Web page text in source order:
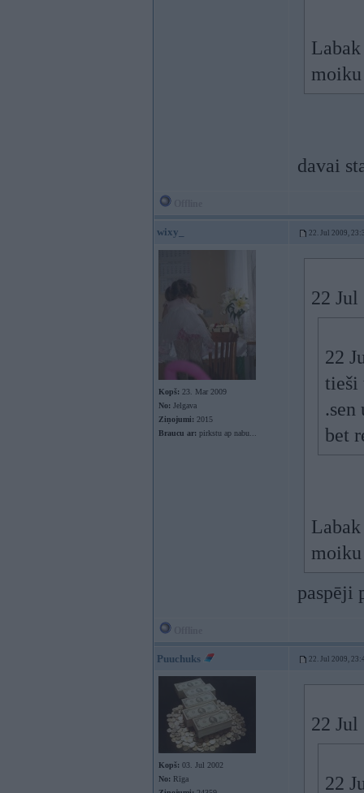
davai
wixy_ 22. Jul 2009,
Kopš: 23. Mar 2009
No: Jelgava
Ziņojumi: 2015
Braucu ar: pirkstu ap nabu...
22
22
tieši
.sen
bet
paspēji
Puuchuks 22. Jul 2009,
Kopš: 03. Jul 2002
No: Rīga
22
22